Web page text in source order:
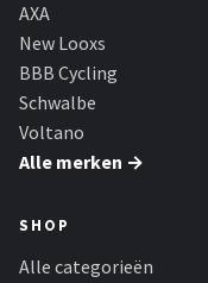
Voltano
Shimano
Cortina
AXA
New Looxs
BBB Cycling
Schwalbe
Voltano
Alle merken →
SHOP
Alle categorieën